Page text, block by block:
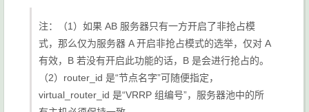
注：（1）如果 AB 服务器只有一方开启了非抢占模
式，那么仅为服务器 A 开启非抢占模式的选举，仅对 A
有效，B 若没有开启此功能的话，B 是会进行抢占的。
（2） router_id 是“节点名字”可随便指定，
virtual_router_id 是“VRRP 组编号”，服务器池中的所